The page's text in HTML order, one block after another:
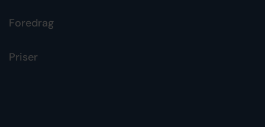
Foredrag
Priser